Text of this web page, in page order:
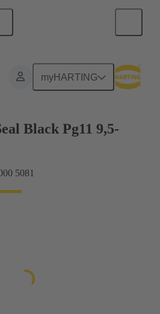
myHARTING
Black Pg11 9,5-
5081